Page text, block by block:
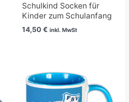
Schulkind Socken für
Kinder zum Schulanfang
14,50 € inkl. MwSt